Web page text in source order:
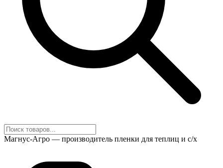
Магнус-Агро — производитель пленки для теплиц и с/х